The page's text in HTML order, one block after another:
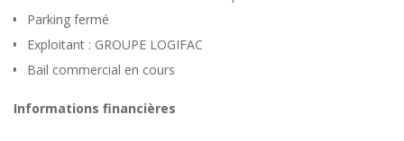
Parking fermé
Exploitant : GROUPE LOGIFAC
Bail commercial en cours
Informations financières